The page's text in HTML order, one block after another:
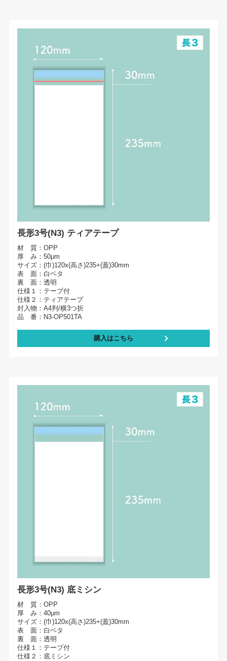
長形3号(N3) ティアテープ
材 質：OPP
厚 み：50μm
サイズ：(巾)120x(高さ)235+(蓋)30mm
表 面：白ベタ
裏 面：透明
仕様１：テープ付
仕様２：ティアテープ
封入物：A4判/横3つ折
品 番：N3-OP501TA
購入はこちら
長形3号(N3) 底ミシン
材 質：OPP
厚 み：40μm
サイズ：(巾)120x(高さ)235+(蓋)30mm
表 面：白ベタ
裏 面：透明
仕様１：テープ付
仕様２：底ミシン